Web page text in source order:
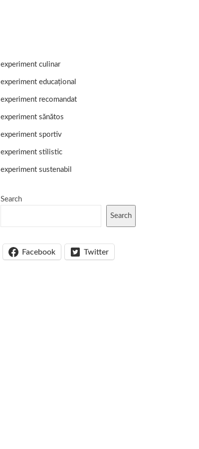
experiment culinar
experiment educațional
experiment recomandat
experiment sănătos
experiment sportiv
experiment stilistic
experiment sustenabil
Search
Search
Facebook Twitter